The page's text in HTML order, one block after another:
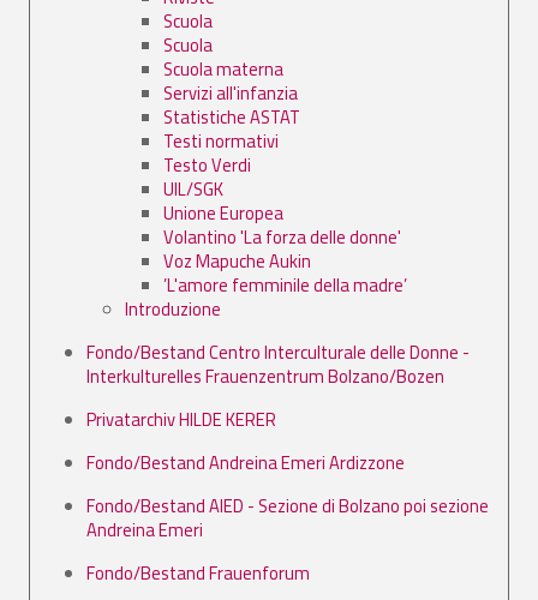
Scuola
Scuola
Scuola materna
Servizi all'infanzia
Statistiche ASTAT
Testi normativi
Testo Verdi
UIL/SGK
Unione Europea
Volantino 'La forza delle donne'
Voz Mapuche Aukin
’L'amore femminile della madre’
Introduzione
Fondo/Bestand Centro Interculturale delle Donne -
Interkulturelles Frauenzentrum Bolzano/Bozen
Privatarchiv HILDE KERER
Fondo/Bestand Andreina Emeri Ardizzone
Fondo/Bestand AIED - Sezione di Bolzano poi sezione
Andreina Emeri
Fondo/Bestand Frauenforum